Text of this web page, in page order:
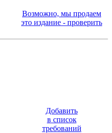
Возможно, мы продаем
это издание - проверить
Добавить
в список
требований